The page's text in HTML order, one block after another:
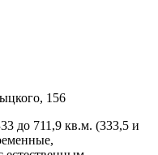
156
до 711,9 кв.м. (333,5 и